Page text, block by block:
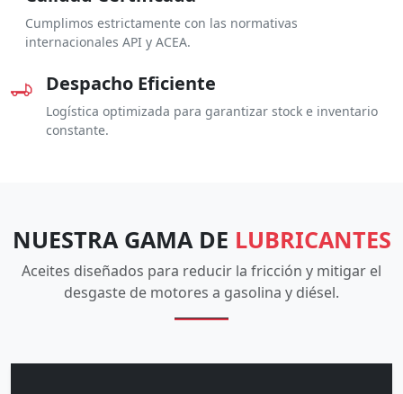
Cumplimos estrictamente con las normativas
internacionales API y ACEA.
Despacho Eficiente
Logística optimizada para garantizar stock e inventario
constante.
NUESTRA GAMA DE LUBRICANTES
Aceites diseñados para reducir la fricción y mitigar el
desgaste de motores a gasolina y diésel.